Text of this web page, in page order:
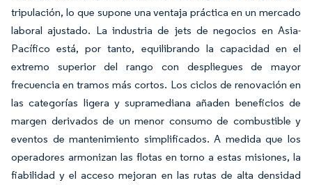
tripulación, lo que supone una ventaja práctica en un mercado
laboral ajustado. La industria de jets de negocios en Asia-
Pacífico está, por tanto, equilibrando la capacidad en el
extremo superior del rango con despliegues de mayor
frecuencia en tramos más cortos. Los ciclos de renovación en
las categorías ligera y supramediana añaden beneficios de
margen derivados de un menor consumo de combustible y
eventos de mantenimiento simplificados. A medida que los
operadores armonizan las flotas en torno a estas misiones, la
fiabilidad y el acceso mejoran en las rutas de alta densidad